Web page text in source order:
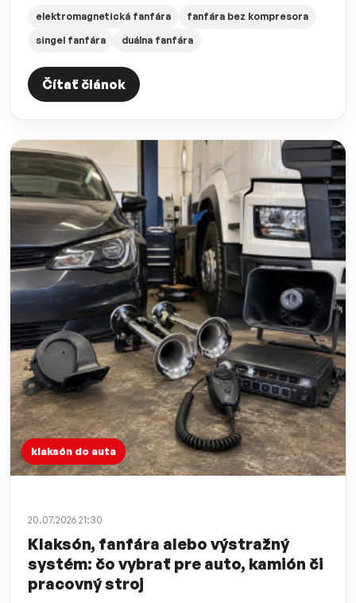
elektromagnetická fanfára
fanfára bez kompresora
singel fanfára
duálna fanfára
Čítať článok
klaksón do auta
20.07.2026 21:30
Klaksón, fanfára alebo výstražný
systém: čo vybrať pre auto, kamión či
pracovný stroj